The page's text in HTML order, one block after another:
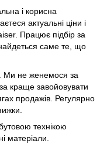
і корисна
актуальні ціни і
Працює підбір за
саме те, що
Ми не женемося за
краще завойовувати
продажів. Регулярно
технікою
матеріали.